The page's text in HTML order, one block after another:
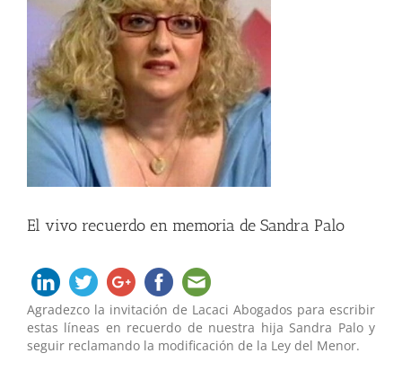
grande
El vivo recuerdo en memoria de Sandra Palo
Agradezco la invitación de Lacaci Abogados para escribir
estas líneas en recuerdo de nuestra hija Sandra Palo y
seguir reclamando la modificación de la Ley del Menor.